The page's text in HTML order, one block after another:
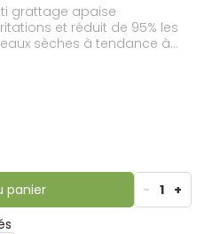
grattage apaise
et réduit de 95% les
sèches à tendance à
naturelle. Sans parfum.
par bébés, enfants,
nourrit. Efficacité
sécheresse de la peau,
et aide à rééquilibrer le
riche à la texture
pour une action
application par jour. Un
et rassurant, qui
sèches à tendance
leur quotidien.
panier - 1 +